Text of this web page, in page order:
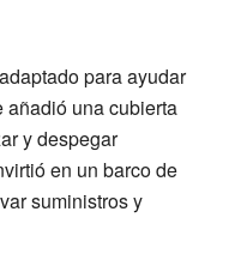
para ayudar
añadió una cubierta
y despegar
en un barco de
suministros y